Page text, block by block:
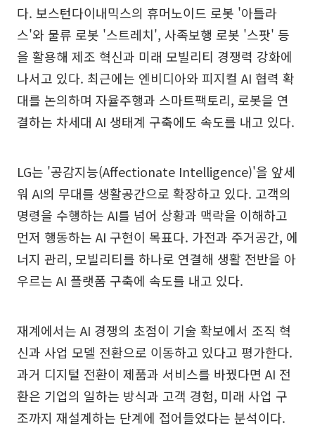
다. 보스턴다이내믹스의 휴머노이드 로봇 '아틀라
스'와 물류 로봇 '스트레치', 사족보행 로봇 '스팟' 등
을 활용해 제조 혁신과 미래 모빌리티 경쟁력 강화에
나서고 있다. 최근에는 엔비디아와 피지컬 AI 협력 확
대를 논의하며 자율주행과 스마트팩토리, 로봇을 연
결하는 차세대 AI 생태계 구축에도 속도를 내고 있다.
LG는 '공감지능(Affectionate Intelligence)'을 앞세
워 AI의 무대를 생활공간으로 확장하고 있다. 고객의
명령을 수행하는 AI를 넘어 상황과 맥락을 이해하고
먼저 행동하는 AI 구현이 목표다. 가전과 주거공간, 에
너지 관리, 모빌리티를 하나로 연결해 생활 전반을 아
우르는 AI 플랫폼 구축에 속도를 내고 있다.
재계에서는 AI 경쟁의 초점이 기술 확보에서 조직 혁
신과 사업 모델 전환으로 이동하고 있다고 평가한다.
과거 디지털 전환이 제품과 서비스를 바꿨다면 AI 전
환은 기업의 일하는 방식과 고객 경험, 미래 사업 구
조까지 재설계하는 단계에 접어들었다는 분석이다.